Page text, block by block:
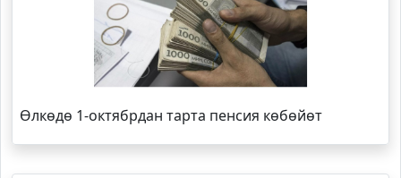
Өлкөдө 1-октябрдан тарта пенсия көбөйөт